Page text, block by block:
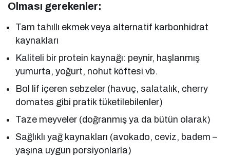
Olması gerekenler:
Tam tahıllı ekmek veya alternatif karbonhidrat
kaynakları
Kaliteli bir protein kaynağı: peynir, haşlanmış
yumurta, yoğurt, nohut köftesi vb.
Bol lif içeren sebzeler (havuç, salatalık, cherry
domates gibi pratik tüketilebilenler)
Taze meyveler (doğranmış ya da bütün olarak)
Sağlıklı yağ kaynakları (avokado, ceviz, badem –
yaşına uygun porsiyonlarla)